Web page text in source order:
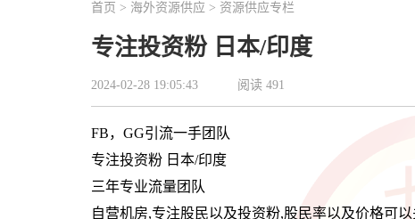
首页 > 海外资源供应 > 资源供应专栏
专注投资粉 日本/印度
2024-02-28 19:05:43 阅读 491
FB，GG引流一手团队
专注投资粉 日本/印度
三年专业流量团队
自营机房,专注股民以及投资粉,股民率以及价格可